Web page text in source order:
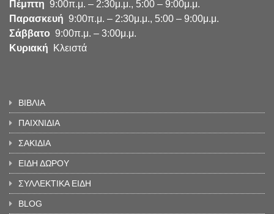
Πέμπτη 9:00π.μ. – 2:30μ.μ., 5:00 – 9:00μ.μ.
Παρασκευή 9:00π.μ. – 2:30μ.μ., 5:00 – 9:00μ.μ.
Σάββατο 9:00π.μ. – 3:00μ.μ.
Κυριακή Κλειστά
ΒΙΒΛΙΑ
ΠΑΙΧΝΙΔΙΑ
ΣΑΚΙΔΙΑ
ΕΙΔΗ ΔΩΡΟΥ
ΣΥΛΛΕΚΤΙΚΑ ΕΙΔΗ
BLOG